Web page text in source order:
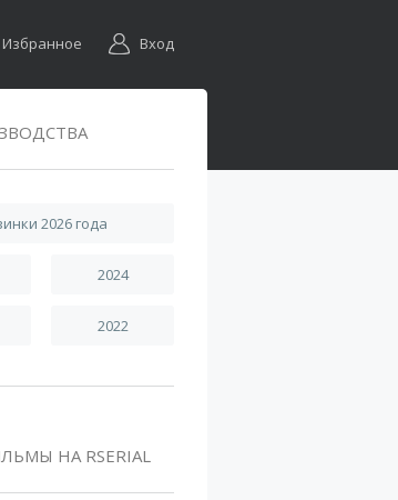
Избранное Вход
2026 года
2024
2022
НА RSERIAL